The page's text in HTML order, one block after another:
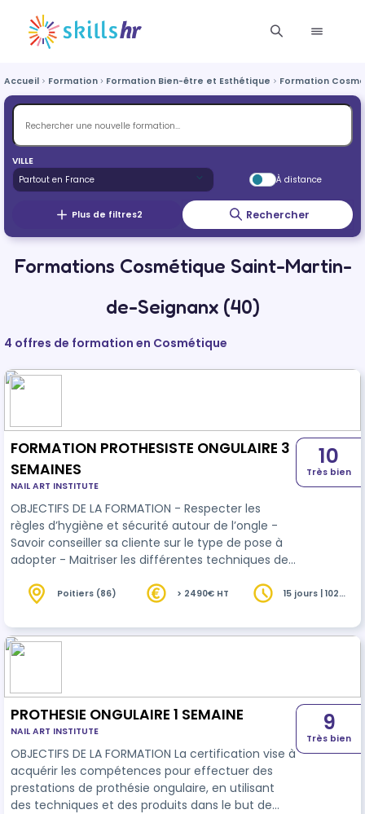
Accueil Formation Formation Bien-être et Esthétique Formation
VILLE
À distance
Plus de filtres2 Rechercher
Formations Cosmétique Saint-Martin-
de-Seignanx (40)
4 offres de formation en Cosmétique
FORMATION PROTHESISTE ONGULAIRE 3
SEMAINES
NAIL ART INSTITUTE
OBJECTIFS DE LA FORMATION - Respecter les
règles d’hygiène et sécurité autour de l’ongle -
Savoir conseiller sa cliente sur le type de pose à
adopter - Maitriser les différentes techniques de
d’entretien, la dépose ou la réparation des
poses - Travailler sa communication pour vendre
ses prestations et fidéliser - Savoir gérer une
10
Très bien
Poitiers (86) > 2490€ HT
15 jours | 102
PROTHESIE ONGULAIRE 1 SEMAINE
NAIL ART INSTITUTE
OBJECTIFS DE LA FORMATION La certification vise à
acquérir les compétences pour effectuer des
prestations de prothésie ongulaire, en utilisant
des techniques et des produits dans le but de
9
Très bien